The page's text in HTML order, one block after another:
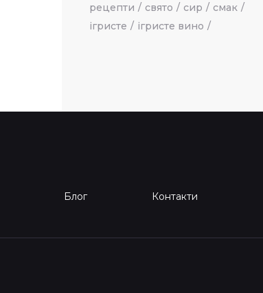
рецепти
свято сир
смак
ігристе
ігристе вино
Блог Контакти